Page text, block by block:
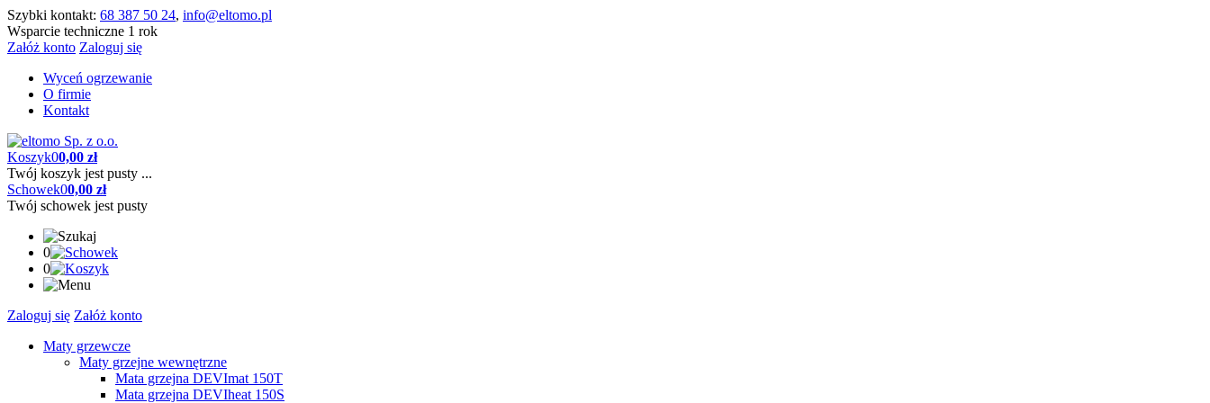
Szybki kontakt: 68 387 50 24, info@eltomo.pl
Wsparcie techniczne 1 rok
Załóż konto Zaloguj się
Wyceń ogrzewanie
O firmie
Kontakt
Koszyk00,00 zł
Twój koszyk jest pusty ...
Schowek00,00 zł
Twój schowek jest pusty
0
0
Zaloguj się Załóż konto
Maty grzewcze
Maty grzejne wewnętrzne
Mata grzejna DEVImat 150T
Mata grzejna DEVIheat 150S